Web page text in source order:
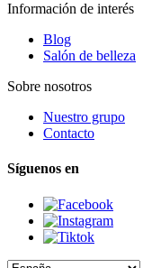
Información de interés
Blog
Salón de belleza
Sobre nosotros
Nuestro grupo
Contacto
Síguenos en